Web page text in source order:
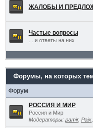
ЖАЛОБЫ И
Частые вопросы
... и ответы на них
Форумы, на которых
Форум
РОССИЯ И МИР
Россия и Мир
Модераторы: pamir, Paix,